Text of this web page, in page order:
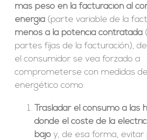
más peso en la facturación al
energía(parte variable de la
menos a la potencia contratada
partes fijas de la facturación),
el consumidor se vea forzado a
comprometerse con medidas
energético como:
Trasladar el consumo a las
donde el coste de la
bajoy, de esa forma, evitar